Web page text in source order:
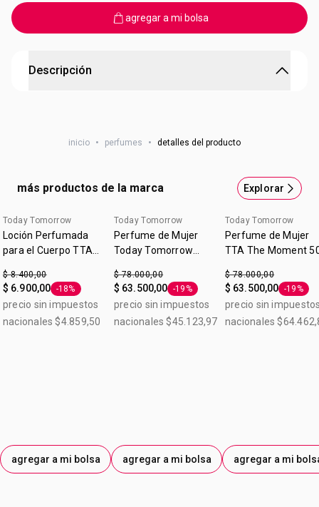
agregar a mi bolsa
Descripción
nos sorprende en esta fecha tan especial con This Love,
blancas con frutas jugosas y texturas cremosas que te
envuelven por completo y capturan tu corazón. Nota
Olfavita: Floral Frutal. Today Tomorrow Always This Love
Eau de Parfum 50 ml.
inicio • perfumes • detalles del producto
más productos de la marca Explorar
Today Tomorrow
Loción Perfumada
para el Cuerpo TTA
$ 8.400,00
$ 6.900,00 Etiqueta -18%
-18%
precio sin impuestos
nacionales $4.859,50
agregar a mi bolsa
Today Tomorrow
Perfume de Mujer
Today Tomorrow
$ 78.000,00
$ 63.500,00 Etiqueta -19%
-19%
precio sin impuestos
nacionales $45.123,97
agregar a mi bolsa
Today Tomorrow
Perfume de Mujer
TTA The Moment
$ 78.000,00
$ 63.500,00 Etiqueta
-19%
precio sin
nacionales
agregar a mi